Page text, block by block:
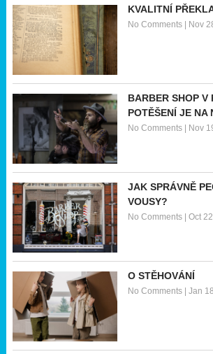
KVALITNÍ
No Comments| Nov
BARBER SHOP V
POTĚŠENÍ JE NA
No Comments| Nov
JAK SPRÁVNĚ
VOUSY?
No Comments| Oct
O STĚHOVÁNÍ
No Comments| Jan